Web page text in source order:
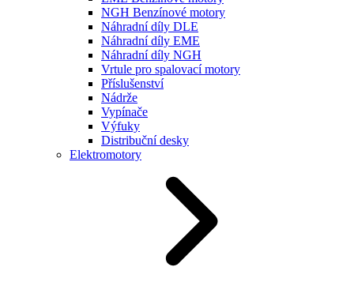
NGH Benzínové motory
Náhradní díly DLE
Náhradní díly EME
Náhradní díly NGH
Vrtule pro spalovací motory
Příslušenství
Nádrže
Vypínače
Výfuky
Distribuční desky
Elektromotory